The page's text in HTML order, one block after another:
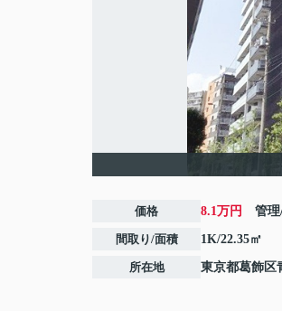
価格 8.1万円 管理
間取り/面積 1K/22.35㎡
所在地 東京都葛飾区